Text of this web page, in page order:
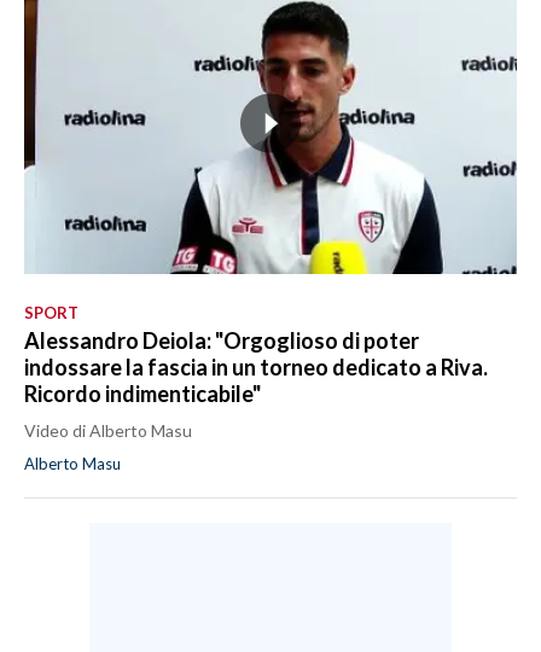
SPORT
Alessandro Deiola: "Orgoglioso di poter
indossare la fascia in un torneo dedicato a Riva.
Ricordo indimenticabile"
Video di Alberto Masu
Alberto Masu